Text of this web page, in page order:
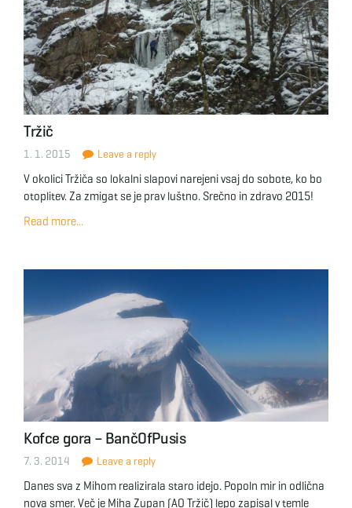
Tržič
1. 1. 2015 Leave a reply
V okolici Tržiča so lokalni slapovi narejeni vsaj do sobote, ko bo
otoplitev. Za zmigat se je prav luštno. Srečno in zdravo 2015!
Read more...
Kofce gora – BančOfPusis
7. 3. 2014 Leave a reply
Danes sva z Mihom realizirala staro idejo. Popoln mir in odlična
nova smer. Več je Miha Zupan (AO Tržič) lepo zapisal v temle